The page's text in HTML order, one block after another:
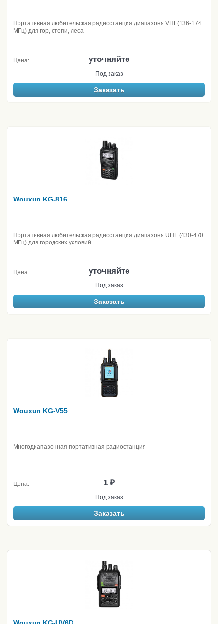
Портативная любительская радиостанция диапазона VHF(136-174
МГц) для гор, степи, леса
Цена: уточняйте
Под заказ
Заказать
Wouxun KG-816
Портативная любительская радиостанция диапазона UHF (430-470
МГц) для городских условий
Цена: уточняйте
Под заказ
Заказать
Wouxun KG-V55
Многодиапазонная портативная радиостанция
Цена: 1 ₽
Под заказ
Заказать